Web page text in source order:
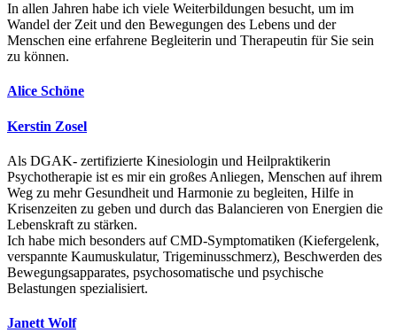
In allen Jahren habe ich viele Weiterbildungen besucht, um im
Wandel der Zeit und den Bewegungen des Lebens und der
Menschen eine erfahrene Begleiterin und Therapeutin für Sie sein
zu können.
Alice Schöne
Kerstin Zosel
Als DGAK- zertifizierte Kinesiologin und Heilpraktikerin
Psychotherapie ist es mir ein großes Anliegen, Menschen auf ihrem
Weg zu mehr Gesundheit und Harmonie zu begleiten, Hilfe in
Krisenzeiten zu geben und durch das Balancieren von Energien die
Lebenskraft zu stärken.
Ich habe mich besonders auf CMD-Symptomatiken (Kiefergelenk,
verspannte Kaumuskulatur, Trigeminusschmerz), Beschwerden des
Bewegungsapparates, psychosomatische und psychische
Belastungen spezialisiert.
Janett Wolf